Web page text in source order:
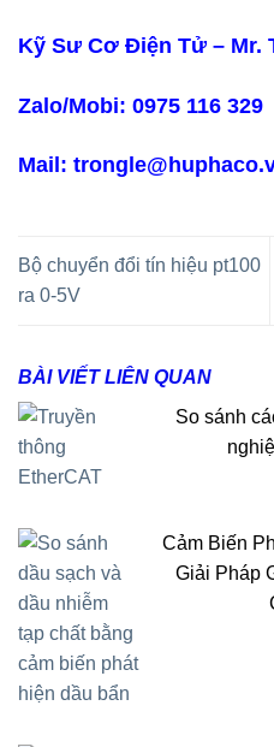
Kỹ Sư Cơ Điện Tử – Mr.
Zalo/Mobi: 0975 116 329
Mail:
Bộ chuyển đổi tín hiệu pt100
ra 0-5V
BÀI VIẾT LIÊN QUAN
So sánh
Cảm Biến
Giải Pháp